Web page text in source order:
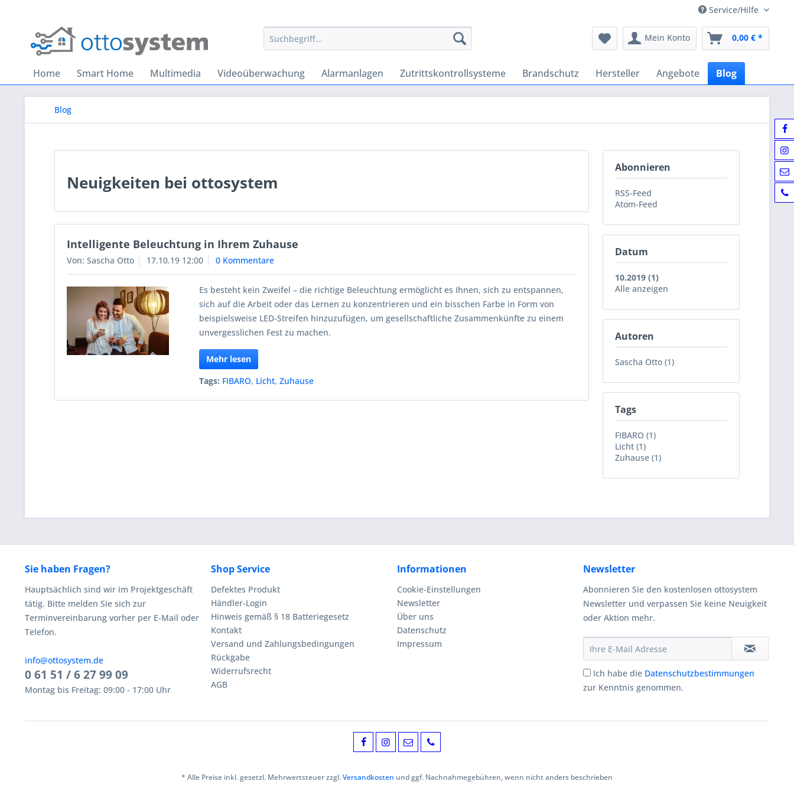
Service/Hilfe
Mein Konto 0,00 € *
Home Smart Home Multimedia Videoüberwachung Alarmanlagen Zutrittskontrollsysteme Brandschutz Hersteller Angebote Blog
Blog
Abonnieren
RSS-Feed
Atom-Feed
Datum
10.2019 (1)
Alle anzeigen
Autoren
Sascha Otto (1)
Tags
FIBARO (1)
Licht (1)
Zuhause (1)
Neuigkeiten bei ottosystem
Intelligente Beleuchtung in Ihrem Zuhause
Von: Sascha Otto 17.10.19 12:00 0 Kommentare
Es besteht kein Zweifel – die richtige Beleuchtung ermöglicht es Ihnen, sich zu entspannen,
sich auf die Arbeit oder das Lernen zu konzentrieren und ein bisschen Farbe in Form von
beispielsweise LED-Streifen hinzuzufügen, um gesellschaftliche Zusammenkünfte zu einem
unvergesslichen Fest zu machen.
Mehr lesen
Tags: FIBARO, Licht,Zuhause
Sie haben Fragen?
Hauptsächlich sind wir im Projektgeschäft
tätig. Bitte melden Sie sich zur
Terminvereinbarung vorher per E-Mail oder
Telefon.
info@ottosystem.de
0 61 51 / 6 27 99 09
Montag bis Freitag: 09:00 - 17:00 Uhr
Shop Service
Defektes Produkt
Händler-Login
Hinweis gemäß § 18 Batteriegesetz
Kontakt
Versand und Zahlungsbedingungen
Rückgabe
Widerrufsrecht
AGB
Informationen
Cookie-Einstellungen
Newsletter
Über uns
Datenschutz
Impressum
Newsletter
Abonnieren Sie den kostenlosen ottosystem
Newsletter und verpassen Sie keine Neuigkeit
oder Aktion mehr.
Ich habe die Datenschutzbestimmungen
zur Kenntnis genommen.
* Alle Preise inkl. gesetzl. Mehrwertsteuer zzgl.Versandkosten und ggf. Nachnahmegebühren, wenn nicht anders beschrieben